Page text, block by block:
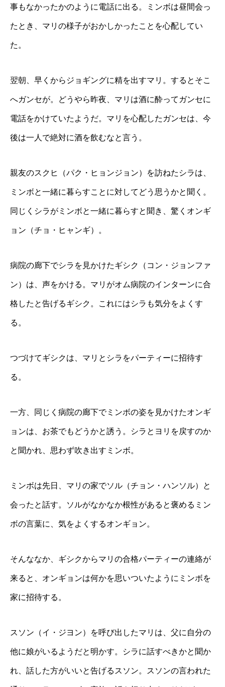
事もなかったかのように電話に出る。ミンボは昼間会っ
たとき、マリの様子がおかしかったことを心配してい
た。
翌朝、早くからジョギングに精を出すマリ。するとそこ
へガンセが。どうやら昨夜、マリは酒に酔ってガンセに
電話をかけていたようだ。マリを心配したガンセは、今
後は一人で絶対に酒を飲むなと言う。
親友のスクヒ（パク・ヒョンジョン）を訪ねたシラは、
ミンボと一緒に暮らすことに対してどう思うかと聞く。
同じくシラがミンボと一緒に暮らすと聞き、驚くオンギ
ョン（チョ・ヒャンギ）。
病院の廊下でシラを見かけたギシク（コン・ジョンファ
ン）は、声をかける。マリがオム病院のインターンに合
格したと告げるギシク。これにはシラも気分をよくす
る。
つづけてギシクは、マリとシラをパーティーに招待す
る。
一方、同じく病院の廊下でミンボの姿を見かけたオンギ
ョンは、お茶でもどうかと誘う。シラとヨリを戻すのか
と聞かれ、思わず吹き出すミンボ。
ミンボは先日、マリの家でソル（チョン・ハンソル）と
会ったと話す。ソルがなかなか根性があると褒めるミン
ボの言葉に、気をよくするオンギョン。
そんななか、ギシクからマリの合格パーティーの連絡が
来ると、オンギョンは何かを思いついたようにミンボを
家に招待する。
スソン（イ・ジヨン）を呼び出したマリは、父に自分の
他に娘がいるようだと明かす。シラに話すべきかと聞か
れ、話した方がいいと告げるスソン。スソンの言われた